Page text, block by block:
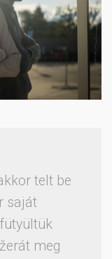
telt be
saját
meg